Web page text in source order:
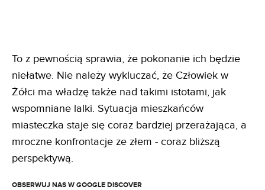
To z pewnością sprawia, że pokonanie ich będzie
niełatwe. Nie należy wykluczać, że Człowiek w
Żółci ma władzę także nad takimi istotami, jak
wspomniane lalki. Sytuacja mieszkańców
miasteczka staje się coraz bardziej przerażająca, a
mroczne konfrontacje ze złem - coraz bliższą
perspektywą.
OBSERWUJ NAS W GOOGLE DISCOVER